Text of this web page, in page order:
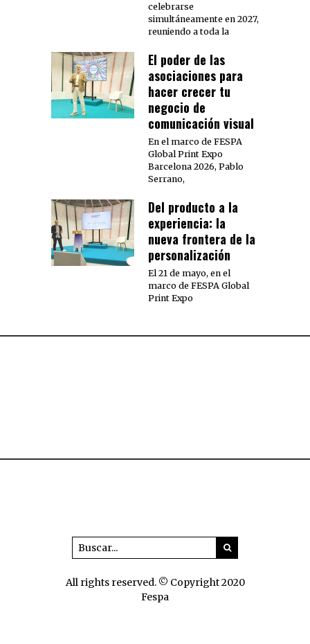
celebrarse
simultáneamente en 2027,
reuniendo a toda la
El poder de las
asociaciones para
hacer crecer tu
negocio de
comunicación visual
En el marco de FESPA
Global Print Expo
Barcelona 2026, Pablo
Serrano,
Del producto a la
experiencia: la
nueva frontera de la
personalización
El 21 de mayo, en el
marco de FESPA Global
Print Expo
All rights reserved. © Copyright 2020
Fespa